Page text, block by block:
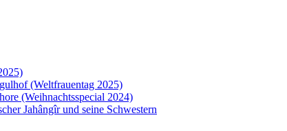
(Weltfrauentag 2025)
(Weihnachtsspecial 2024)
Jahângîr und seine Schwestern